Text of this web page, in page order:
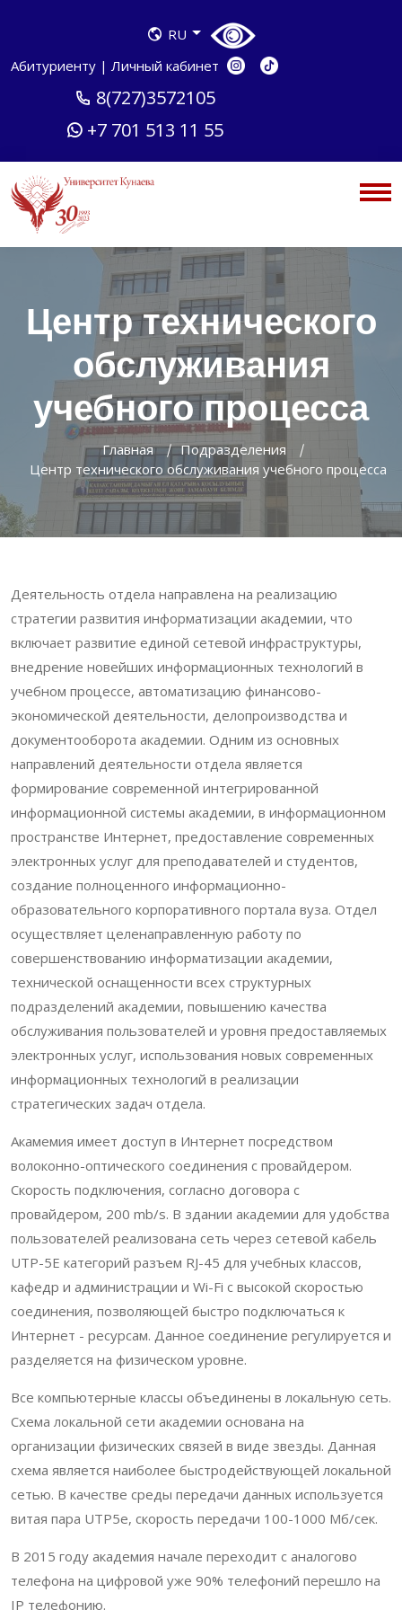
RU
Абитуриенту | Личный кабинет
8(727)3572105
+7 701 513 11 55
Центр технического
обслуживания
учебного процесса
Главная
Подразделения
Центр технического обслуживания учебного процесса
Деятельность отдела направлена на реализацию
стратегии развития информатизации академии, что
включает развитие единой сетевой инфраструктуры,
внедрение новейших информационных технологий в
учебном процессе, автоматизацию финансово-
экономической деятельности, делопроизводства и
документооборота академии. Одним из основных
направлений деятельности отдела является
формирование современной интегрированной
информационной системы академии, в информационном
пространстве Интернет, предоставление современных
электронных услуг для преподавателей и студентов,
создание полноценного информационно-
образовательного корпоративного портала вуза. Отдел
осуществляет целенаправленную работу по
совершенствованию информатизации академии,
технической оснащенности всех структурных
подразделений академии, повышению качества
обслуживания пользователей и уровня предоставляемых
электронных услуг, использования новых современных
информационных технологий в реализации
стратегических задач отдела.
Акамемия имеет доступ в Интернет посредством
волоконно-оптического соединения с провайдером.
Скорость подключения, согласно договора с
провайдером, 200 mb/s. В здании академии для удобства
пользователей реализована сеть через сетевой кабель
UTP-5E категорий разъем RJ-45 для учебных классов,
кафедр и администрации и Wi-Fi с высокой скоростью
соединения, позволяющей быстро подключаться к
Интернет - ресурсам. Данное соединение регулируется и
разделяется на физическом уровне.
Все компьютерные классы объединены в локальную сеть.
Схема локальной сети академии основана на
организации физических связей в виде звезды. Данная
схема является наиболее быстродействующей локальной
сетью. В качестве среды передачи данных используется
витая пара UTP5e, скорость передачи 100-1000 Мб/сек.
В 2015 году академия начале переходит с аналогово
телефона на цифровой уже 90% телефоний перешло на
IP телефонию.